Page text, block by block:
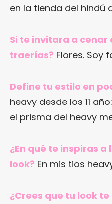
en la tienda del hindú
Si te invitara a cenar
traerías? Flores. Soy
Define tu estilo en
heavy desde los 11
el prisma del heavy
¿En qué te inspiras
look? En mis tios
¿Crees que tu look